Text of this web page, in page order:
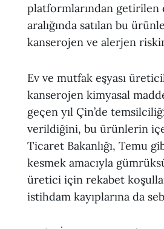
platformlarından getirilen
aralığında satılan bu
kanserojen ve alerjen
Ev ve mutfak eşyası
kanserojen kimyasal
geçen yıl Çin’de
verildiğini, bu ürünlerin
Ticaret Bakanlığı, Temu
kesmek amacıyla
üretici için rekabet
istihdam kayıplarına da